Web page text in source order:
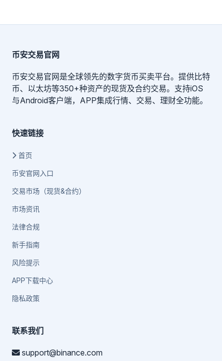
币安交易官网
币安交易官网是全球领先的数字货币买卖平台。提供比特
币、以太坊等350+种资产的现货及合约交易。支持iOS
与Android客户端，APP集成行情、交易、理财全功能。
快速链接
首页
币安官网入口
交易市场（现货&合约）
市场资讯
法律合规
新手指南
风险提示
APP下载中心
隐私政策
联系我们
support@binance.com